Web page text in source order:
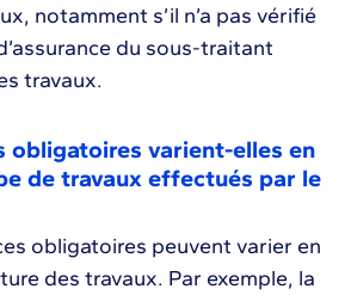
notamment s’il n’a pas vérifié
du sous-traitant
travaux.
obligatoires varient-elles en
de travaux effectués par le
obligatoires peuvent varier en
des travaux. Par exemple, la